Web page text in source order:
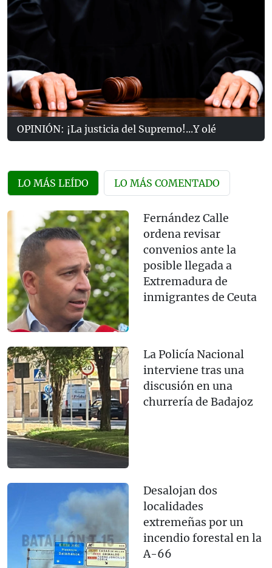
OPINIÓN: ¡La justicia del Supremo!...Y olé
LO MÁS LEÍDO LO MÁS COMENTADO
Fernández Calle
ordena revisar
convenios ante la
posible llegada a
Extremadura de
inmigrantes de Ceuta
La Policía Nacional
interviene tras una
discusión en una
churrería de Badajoz
Desalojan dos
localidades
extremeñas por un
incendio forestal en la
A-66